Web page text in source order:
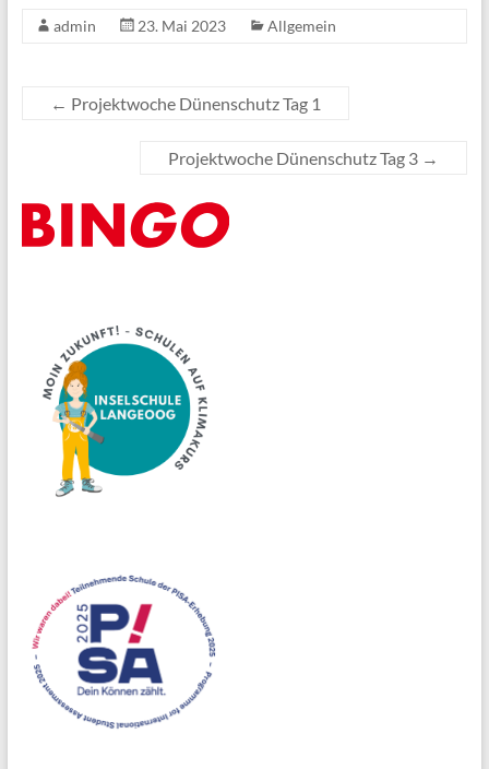
admin 23. Mai 2023 Allgemein
← Projektwoche Dünenschutz Tag 1
Projektwoche Dünenschutz Tag 3 →